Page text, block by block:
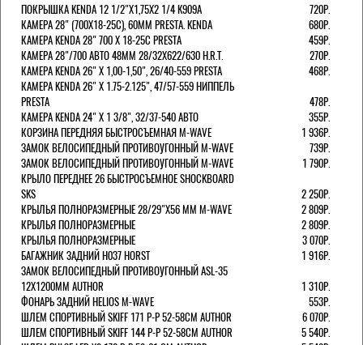
ПОКРЫШКА KENDA 12 1/2"Х1,75X2 1/4 K909A
720Р.
КАМЕРА 28" (700Х18-25С), 60ММ PRESTA. KENDA
680Р.
КАМЕРА KENDA 28" 700 Х 18-25С PRESTA
459Р.
КАМЕРА 28"/700 АВТО 48ММ 28/32Х622/630 H.R.T.
270Р.
КАМЕРА KENDA 26" Х 1,00-1,50", 26/40-559 PRESTA
468Р.
КАМЕРА KENDA 26" Х 1.75-2.125", 47/57-559 НИППЕЛЬ
PRESTA
478Р.
КАМЕРА KENDA 24" Х 1 3/8", 32/37-540 АВТО
355Р.
КОРЗИНА ПЕРЕДНЯЯ БЫСТРОСЪЕМНАЯ M-WAVE
1 936Р.
ЗАМОК ВЕЛОСИПЕДНЫЙ ПРОТИВОУГОННЫЙ M-WAVE
739Р.
ЗАМОК ВЕЛОСИПЕДНЫЙ ПРОТИВОУГОННЫЙ M-WAVE
1 790Р.
КРЫЛО ПЕРЕДНЕЕ 26 БЫСТРОСЪЕМНОЕ SHOCKBOARD
SKS
2 250Р.
КРЫЛЬЯ ПОЛНОРАЗМЕРНЫЕ 28/29"Х56 ММ M-WAVE
2 809Р.
КРЫЛЬЯ ПОЛНОРАЗМЕРНЫЕ
2 809Р.
КРЫЛЬЯ ПОЛНОРАЗМЕРНЫЕ
3 070Р.
БАГАЖНИК ЗАДНИЙ H037 HORST
1 916Р.
ЗАМОК ВЕЛОСИПЕДНЫЙ ПРОТИВОУГОННЫЙ ASL-35
12Х1200ММ AUTHOR
1 310Р.
ФОНАРЬ ЗАДНИЙ HELIOS M-WAVE
553Р.
ШЛЕМ СПОРТИВНЫЙ SKIFF 171 Р-Р 52-58СМ AUTHOR
6 070Р.
ШЛЕМ СПОРТИВНЫЙ SKIFF 144 Р-Р 52-58СМ AUTHOR
5 540Р.